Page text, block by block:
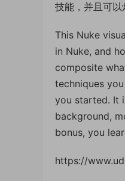
技能，并且可以
This Nuke
in Nuke, and
composite
techniques
you started. It
background,
bonus, you
https://